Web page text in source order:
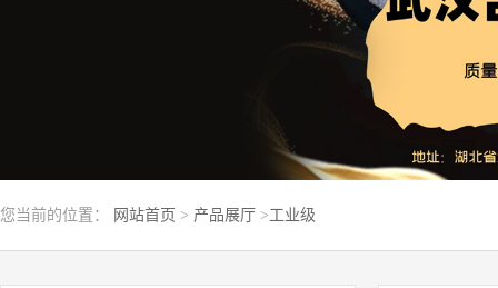
您当前的位置： 网站首页 > 产品展厅 >工业级